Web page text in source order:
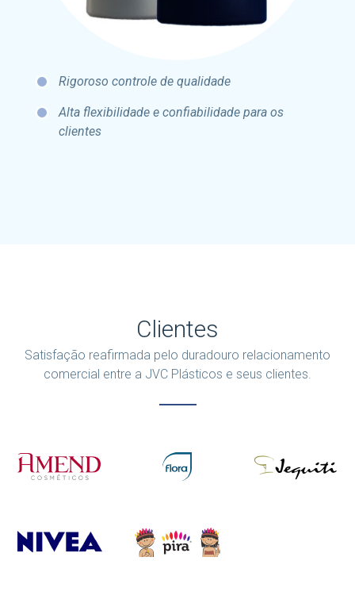
Rigoroso controle de qualidade
Alta flexibilidade e confiabilidade para os
clientes
Clientes
Satisfação reafirmada pelo duradouro relacionamento
comercial entre a JVC Plásticos e seus clientes.